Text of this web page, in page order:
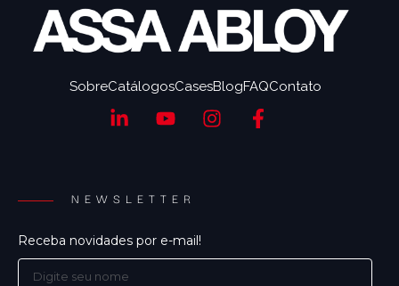
SobreCatálogosCasesBlogFAQContato
NEWSLETTER
Receba novidades por e-mail!